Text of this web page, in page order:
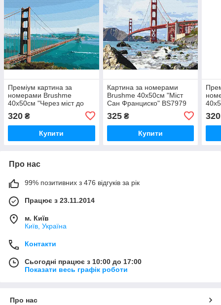
Преміум картина за
номерами Brushme
40x50см "Через міст до
320 ₴
Купити
Картина за номерами
Brushme 40x50см "Міст
Сан Франциско" BS7979
325₴
Купити
320
Про нас
99% позитивних з 476 відгуків за рік
Працює з 23.11.2014
м. Київ
Київ, Україна
Контакти
Сьогодні працює з 10:00 до 17:00
Показати весь графік роботи
Про нас